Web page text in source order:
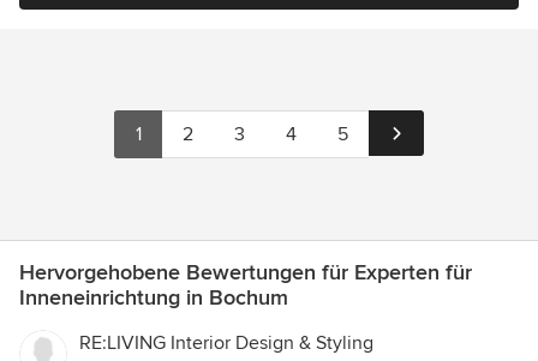
1 2 3 4 5
Hervorgehobene Bewertungen für Experten für
Inneneinrichtung in Bochum
RE:LIVING Interior Design & Styling